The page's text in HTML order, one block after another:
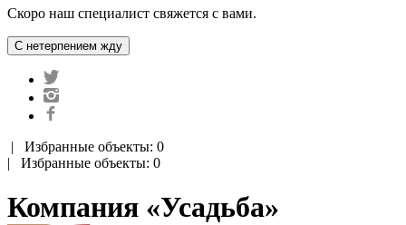
Скоро наш специалист свяжется с вами.
| Избранные объекты: 0
| Избранные объекты: 0
Компания «Усадьба»